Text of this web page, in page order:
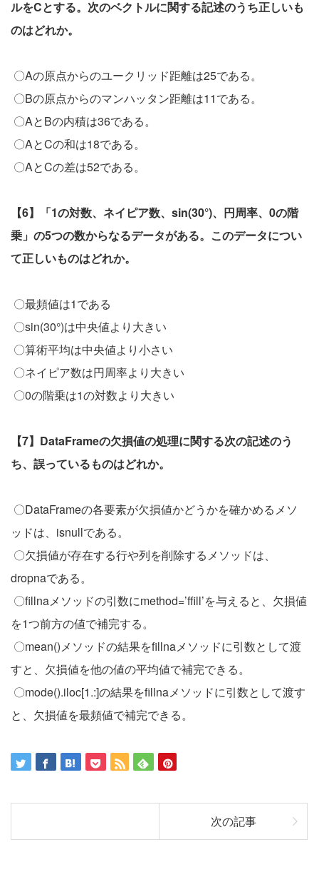
ルをCとする。次のベクトルに関する記述のうち正しいも
のはどれか。
〇Aの原点からのユークリッド距離は25である。
〇Bの原点からのマンハッタン距離は11である。
〇AとBの内積は36である。
〇AとCの和は18である。
〇AとCの差は52である。
【6】「1の対数、ネイピア数、sin(30°)、円周率、0の階
乗」の5つの数からなるデータがある。このデータについ
て正しいものはどれか。
〇最頻値は1である
〇sin(30°)は中央値より大きい
〇算術平均は中央値より小さい
〇ネイピア数は円周率より大きい
〇0の階乗は1の対数より大きい
【7】DataFrameの欠損値の処理に関する次の記述のう
ち、誤っているものはどれか。
〇DataFrameの各要素が欠損値かどうかを確かめるメソ
ッドは、isnullである。
〇欠損値が存在する行や列を削除するメソッドは、
dropnaである。
〇fillnaメソッドの引数にmethod=’ffill’を与えると、欠損値
を1つ前方の値で補完する。
〇mean()メソッドの結果をfillnaメソッドに引数として渡
すと、欠損値を他の値の平均値で補完できる。
〇mode().iloc[1.:]の結果をfillnaメソッドに引数として渡す
と、欠損値を最頻値で補完できる。
次の記事